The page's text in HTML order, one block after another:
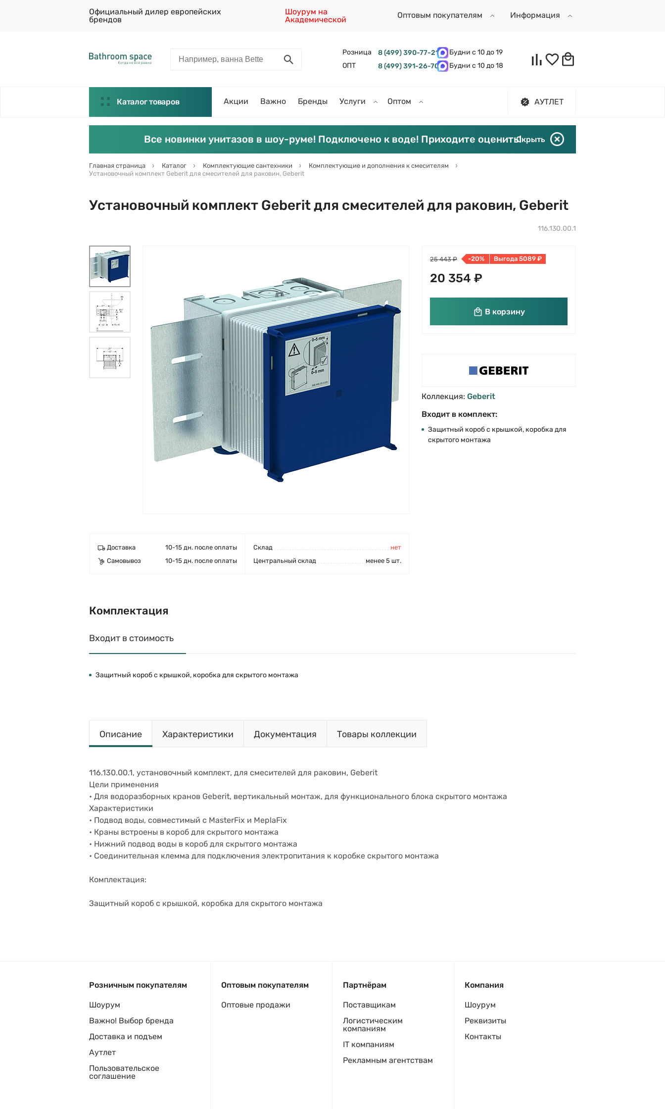
Официальный дилер европейских
брендов
Шоурум на
Академической
Оптовым покупателям Информация
Розница 8 (499) 390-77-21
Будни с 10 до 19
ОПТ
8 (499) 391-26-70 Будни с 10 до 18
Каталог товаров Акции Важно Бренды Услуги Оптом АУТЛЕТ
Все новинки унитазов в шоу-руме! Подключено к воде! Приходите оценить!Скрыть
Главная страница Каталог Комплектующие сантехники
Комплектующие и дополнения к смесителям
Установочный комплект Geberit для смесителей для раковин, Geberit
Установочный комплект Geberit для смесителей для раковин, Geberit
116.130.00.1
25 443 ₽ -20% Выгода 5089 ₽
20 354 ₽
В корзину
Доставка
10-15 дн. после оплаты
Самовывоз
10-15 дн. после оплаты
Cклад
нет
Центральный склад
менее 5 шт.
Коллекция: Geberit
Входит в комплект:
Защитный короб с крышкой, коробка для
скрытого монтажа
Комплектация
Входит в стоимость
Защитный короб с крышкой, коробка для скрытого монтажа
Описание Характеристики Документация Товары коллекции
116.130.00.1, установочный комплект, для смесителей для раковин, Geberit
Цели применения
• Для водоразборных кранов Geberit, вертикальный монтаж, для функционального блока скрытого монтажа
Характеристики
• Подвод воды, совместимый с MasterFix и MeplaFix
• Краны встроены в короб для скрытого монтажа
• Нижний подвод воды в короб для скрытого монтажа
• Соединительная клемма для подключения электропитания к коробке скрытого монтажа
Комплектация:
Защитный короб с крышкой, коробка для скрытого монтажа
Розничным покупателям
Шоурум
Важно! Выбор бренда
Доставка и подъем
Аутлет
Пользовательское
соглашение
Оптовым покупателям
Оптовые продажи
Партнёрам
Поставщикам
Логистическим
компаниям
IT компаниям
Рекламным агентствам
Компания
Шоурум
Реквизиты
Контакты